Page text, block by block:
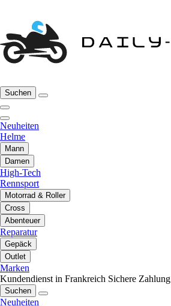
Suchen
Neuheiten
Helme
Mann
Damen
High-Tech
Rennsport
Motorrad & Roller
Cross
Abenteuer
Reparatur
Gepäck
Outlet
Marken
Kundendienst in Frankreich Sichere Zahlung
Suchen
Neuheiten